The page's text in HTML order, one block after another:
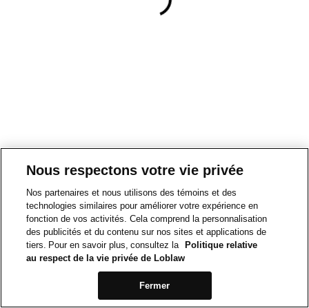
Nous respectons votre vie privée
Nos partenaires et nous utilisons des témoins et des
technologies similaires pour améliorer votre expérience en
fonction de vos activités. Cela comprend la personnalisation
des publicités et du contenu sur nos sites et applications de
tiers. Pour en savoir plus, consultez la
Politique relative
au respect de la vie privée de Loblaw
Fermer